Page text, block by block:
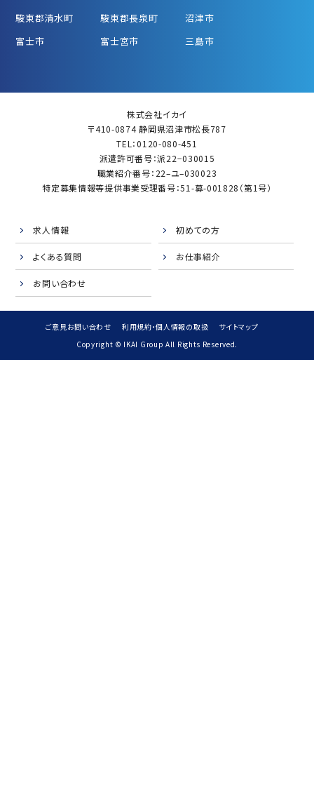
駿東郡清水町
駿東郡長泉町
沼津市
富士市
富士宮市 三島市
株式会社イカイ
〒410-0874 静岡県沼津市松長787
TEL：0120-080-451
派遣許可番号：派22−030015
職業紹介番号：22–ユ–030023
特定募集情報等提供事業受理番号：51-募-001828（第1号）
求人情報 初めての方
よくある質問 お仕事紹介
お問い合わせ
ご意見お問い合わせ 利用規約・個人情報の取扱
サイトマップ
Copyright © IKAI Group All Rights Reserved.